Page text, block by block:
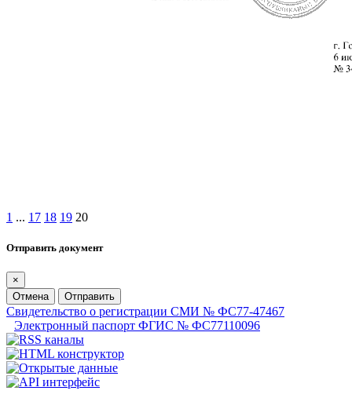
1 ... 17 18 19 20
Отправить документ
×
Отмена
Отправить
Свидетельство о регистрации СМИ № ФС77-47467
Электронный паспорт ФГИС № ФС77110096